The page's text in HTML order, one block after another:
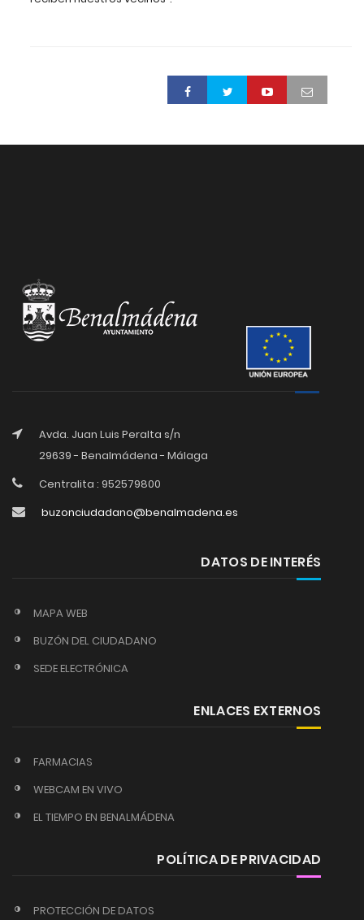
Avda. Juan Luis Peralta s/n
29639 - Benalmádena - Málaga
Centralita : 952579800
buzonciudadano@benalmadena.es
DATOS DE INTERÉS
MAPA WEB
BUZÓN DEL CIUDADANO
SEDE ELECTRÓNICA
ENLACES EXTERNOS
FARMACIAS
WEBCAM EN VIVO
EL TIEMPO EN BENALMÁDENA
POLÍTICA DE PRIVACIDAD
PROTECCIÓN DE DATOS